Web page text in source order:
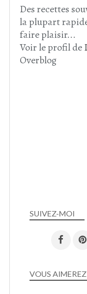
SUIVEZ-MOI
Des recettes
la plupart
faire plaisir...
Voir le profil de
Overblog
VOUS